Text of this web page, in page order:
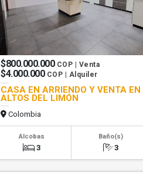
$800.000.000 COP | Venta
$4.000.000 COP | Alquiler
CASA EN ARRIENDO Y VENTA EN
ALTOS DEL LIMÓN
Colombia
Alcobas
3
Baño(s)
3